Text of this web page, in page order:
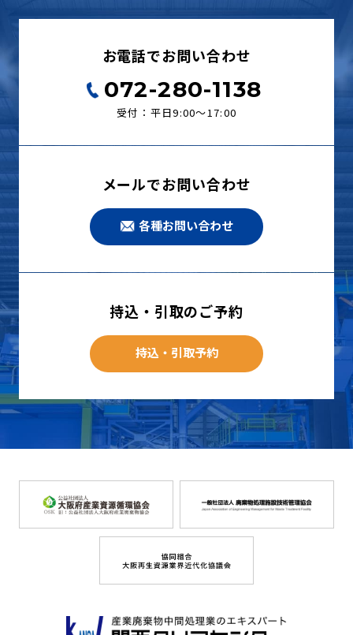
お電話でお問い合わせ
072-280-1138
受付：平日9:00〜17:00
メールでお問い合わせ
各種お問い合わせ
持込・引取のご予約
持込・引取予約